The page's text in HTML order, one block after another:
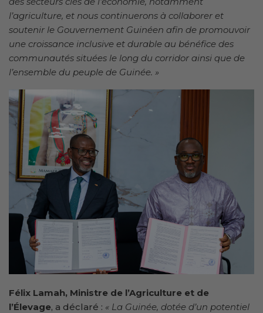
l’agriculture, et nous continuerons à collaborer et
soutenir le Gouvernement Guinéen afin de promouvoir
une croissance inclusive et durable au bénéfice des
communautés situées le long du corridor ainsi que de
l’ensemble du peuple de Guinée. »
Félix Lamah, Ministre de l’Agriculture et de
l’Élevage, a déclaré : « La Guinée, dotée d’un potentiel